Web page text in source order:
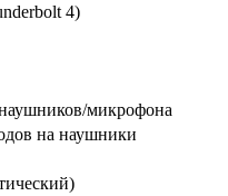
4)
микрофона
на наушники